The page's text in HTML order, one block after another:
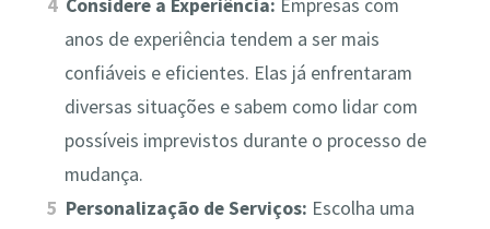
Considere a Experiência: Empresas com
anos de experiência tendem a ser mais
confiáveis e eficientes. Elas já enfrentaram
diversas situações e sabem como lidar com
possíveis imprevistos durante o processo de
mudança.
Personalização de Serviços: Escolha uma